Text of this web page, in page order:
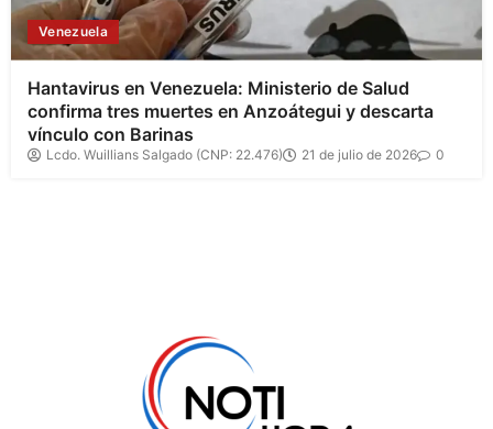
Venezuela
Hantavirus en Venezuela: Ministerio de Salud
confirma tres muertes en Anzoátegui y descarta
vínculo con Barinas
Lcdo. Wuillians Salgado (CNP: 22.476) 21 de julio de 2026 0